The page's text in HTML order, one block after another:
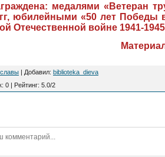
медалями «Ветеран
юбилейными «50 лет Победы
Отечественной войне 1941-
славы | Добавил: biblioteka_dieva
: 0 | Рейтинг: 5.0/2